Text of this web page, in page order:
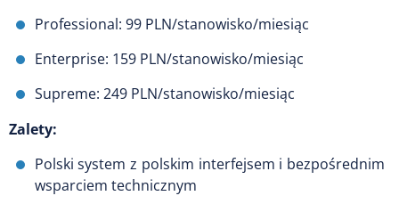
Professional: 99 PLN/stanowisko/miesiąc
Enterprise: 159 PLN/stanowisko/miesiąc
Supreme: 249 PLN/stanowisko/miesiąc
Zalety:
Polski system z polskim interfejsem i bezpośrednim
wsparciem technicznym